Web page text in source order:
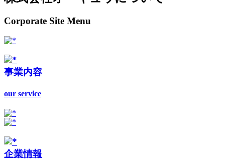
Corporate Site Menu
事業内容
our service
企業情報